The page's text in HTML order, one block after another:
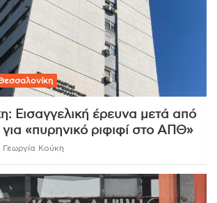
Εισαγγελική έρευνα μετά από
«πυρηνικό ριφιφί στο ΑΠΘ»
Γεωργία Κούκη